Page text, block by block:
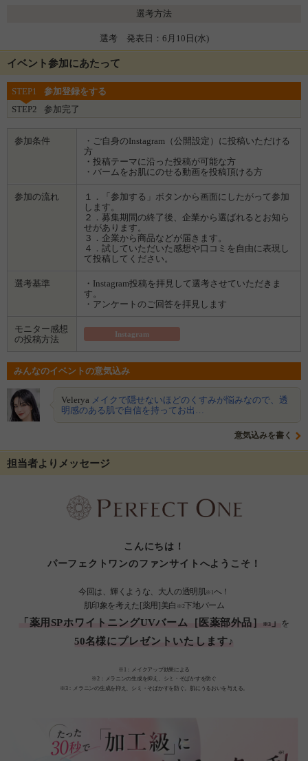
※2：メラニンの生成を抑え、シミ・そばかすを防ぐ
選考方法
選考 発表日：6月10日(水)
イベント参加にあたって
STEP1
参加登録をする
STEP2
参加完了
参加条件
・ご自身のInstagram（公開設定）に投稿いただける
方
・投稿テーマに沿った投稿が可能な方
・バームをお肌にのせる動画を投稿頂ける方
参加の流れ
１．「参加する」ボタンから画面にしたがって参加
します。
２．募集期間の終了後、企業から選ばれるとお知ら
せがあります。
３．企業から商品などが届きます。
４．試していただいた感想や口コミを自由に表現し
て投稿してください。
選考基準
・Instagram投稿を拝見して選考させていただきま
す。
・アンケートのご回答を拝見します
モニター感想
の投稿方法
Instagram
みんなのイベントの意気込み
Velerya メイクで隠せないほどのくすみが悩みなので、透
明感のある肌で自信を持ってお出…
意気込みを書く
担当者よりメッセージ
こんにちは！
パーフェクトワンのファンサイトへようこそ！
今回は、輝くような、大人の透明肌※1へ！
肌印象を考えた[薬用]美白 ※2下地バーム
「薬用SPホワイトニングUVバーム［医薬部外品］ ※3」 を
50名様にプレゼントいたします♪
※1：メイクアップ効果による
※2：メラニンの生成を抑え、シミ・そばかすを防ぐ
※3：メラニンの生成を抑え、シミ・そばかすを防ぐ。肌にうるおいを与える。